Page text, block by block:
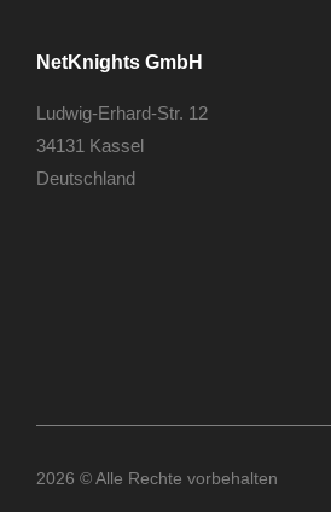
NetKnights GmbH
Ludwig-Erhard-Str. 12
34131 Kassel
Deutschland
2026 © Alle Rechte vorbehalten